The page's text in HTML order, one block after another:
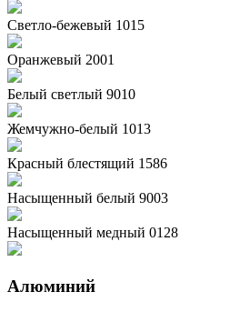
Светло-бежевый 1015
Оранжевый 2001
Белый светлый 9010
Жемчужно-белый 1013
Красный блестящий 1586
Насыщенный белый 9003
Насыщенный медный 0128
Алюминий